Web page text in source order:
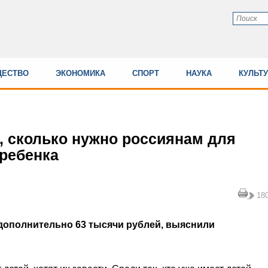
ЭКОНОМИКА СПОРТ НАУКА
нужно россиянам для
63 тысячи рублей, выяснили